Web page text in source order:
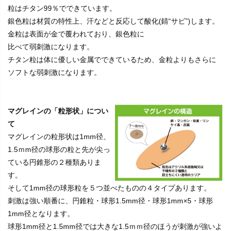
粒はチタン99％でできています。
銀色粒は材質の特性上、汗などと反応して酸化(錆“サビ”)します。
金粒は表面が金で覆われており、銀色粒に
比べて弱刺激になります。
チタン粒は体に優しい金属でできているため、金粒よりもさらに
ソフトな弱刺激になります。
マグレインの「粒形状」につい
て
マグレインの粒形状は1mm径、
1.5ｍm径の球形の粒と先が尖っ
ている円錐形の２種類ありま
す。
そして1mm径の球形粒を５つ並べたものの４タイプあります。
刺激は強い順番に、円錐粒・球形1.5mm径・球形1mm×5・球形
1mm径となります。
球形1mm径と1.5mm径では大きな1.5ｍｍ径のほうが刺激が強いよ